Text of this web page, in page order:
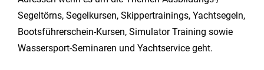
Segeltörns, Segelkursen, Skippertrainings, Yachtsegeln,
Bootsführerschein-Kursen, Simulator Training sowie
Wassersport-Seminaren und Yachtservice geht.